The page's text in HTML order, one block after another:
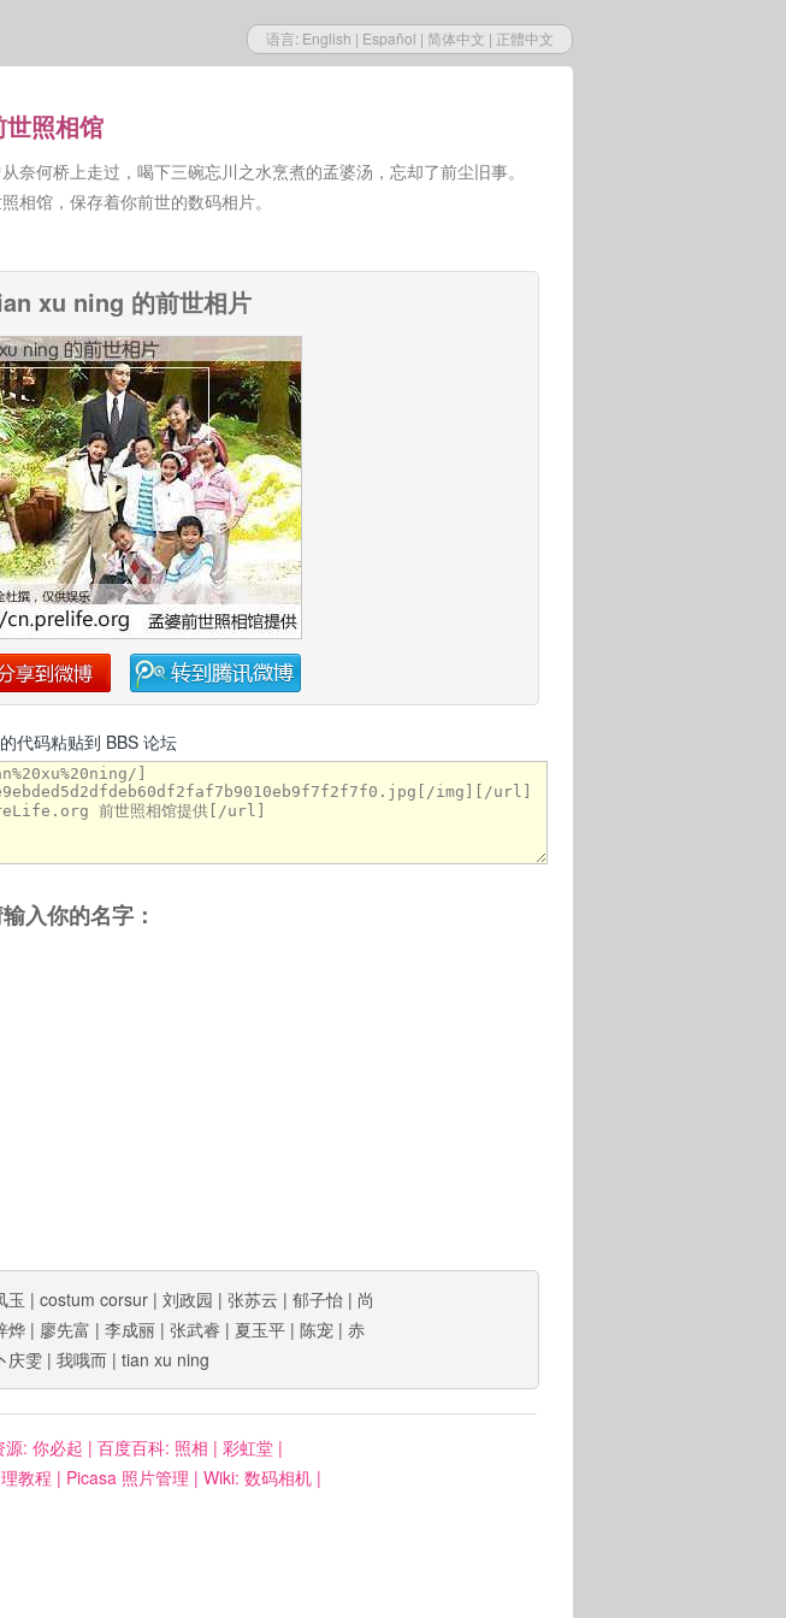
语言: English | Español | 简体中文 | 正體中文
照相馆
奈何桥上走过，喝下三碗忘川之水烹煮的孟婆汤，忘却了前尘旧事。
相馆，保存着你前世的数码相片。
xu ning 的前世相片
代码粘贴到 BBS 论坛
入你的名字：
玉 | costum corsur | 刘政园 | 张苏云 | 郁子怡 | 尚
烨 | 廖先富 | 李成丽 | 张武睿 | 夏玉平 | 陈宠 | 赤
庆雯 | 我哦而 | tian xu ning
源: 你必起 | 百度百科: 照相 | 彩虹堂|
教程 | Picasa 照片管理 | Wiki: 数码相机|